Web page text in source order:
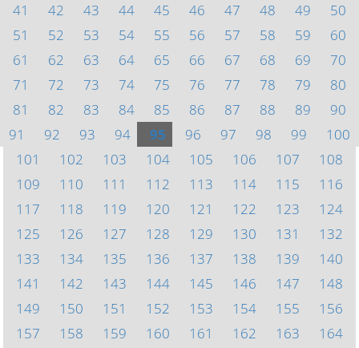
41
42 43 44 45 46 47 48 49
50
51
52 53 54 55 56 57 58 59
60
61
62 63 64 65 66 67 68 69
70
71
72 73 74 75 76 77 78 79
80
81
82 83 84 85 86 87 88 89
90
91
92 93 94 95 96 97 98 99
100
101
102 103 104 105 106 107
108
109
110 111 112 113 114 115
116
117
118 119 120 121 122 123
124
125
126 127 128 129 130 131
132
133
134 135 136 137 138 139
140
141
142 143 144 145 146 147
148
149
150 151 152 153 154 155
156
157
158 159 160 161 162 163
164